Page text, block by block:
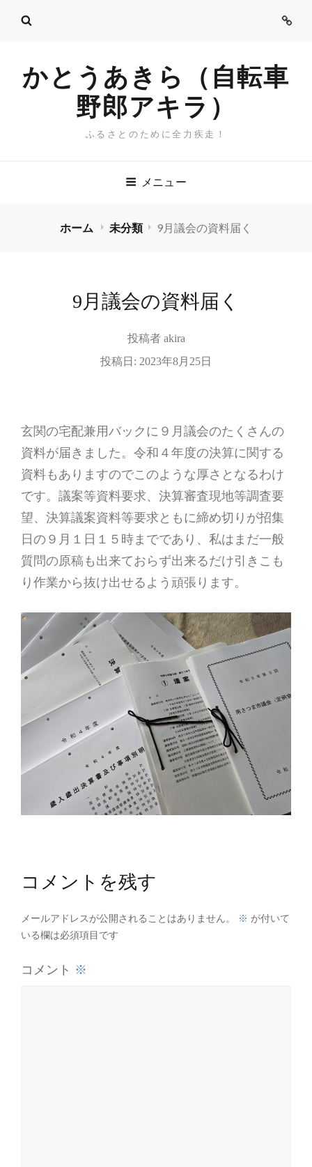
ご
かとうあきら（自転車
野郎アキラ）
ふるさとのために全力疾走！
メニュー
ホーム 未分類 9月議会の資料届く
9月議会の資料届く
投稿者 akira
投稿日: 2023年8月25日
玄関の宅配兼用バックに９月議会のたくさんの
資料が届きました。令和４年度の決算に関する
資料もありますのでこのような厚さとなるわけ
です。議案等資料要求、決算審査現地等調査要
望、決算議案資料等要求ともに締め切りが招集
日の９月１日１５時までであり、私はまだ一般
質問の原稿も出来ておらず出来るだけ引きこも
り作業から抜け出せるよう頑張ります。
コメントを残す
メールアドレスが公開されることはありません。 ※ が付いて
いる欄は必須項目です
コメント ※